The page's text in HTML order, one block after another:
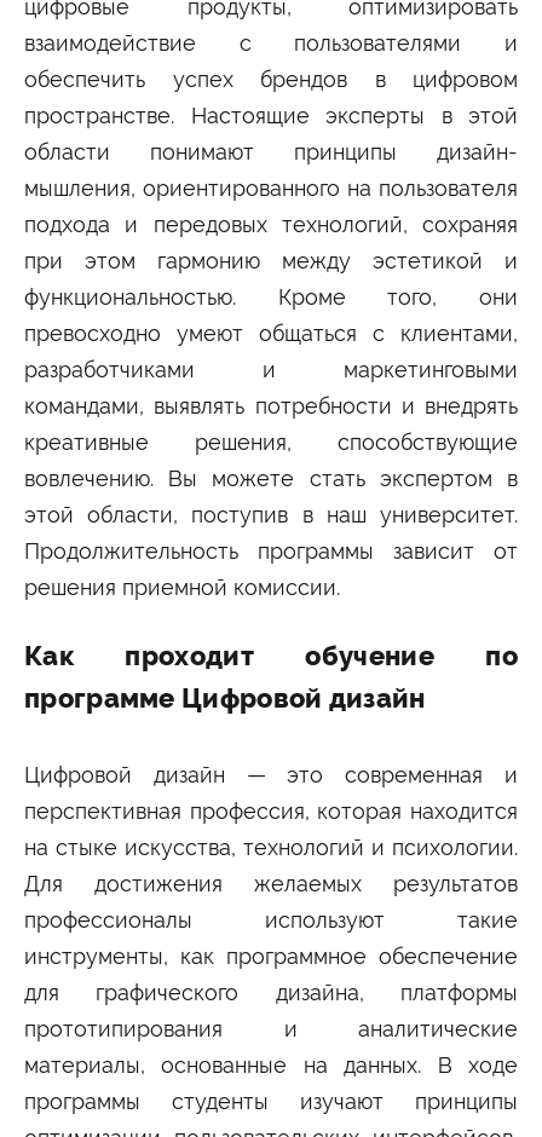
Студенту
Военно-учетный стол Миграционный учет
Библиотека
Полезные ссылки
Антиплагиат
Карта москвича
Центр правовой помощи
Новости и Объявления
Статьи
Фотогалерея
Второе высшее
Формы обучения
Очно-заочная форма обучения
Заочная форма обучения
Дни открытых дверей
Выездные студенческие мероприятия
Университетские субботы
Контакты
+7 (495) 795-00-11 +7 (495) 795-00-10
Подписаться на нас
Министерство науки и высшего образования
Российской Федерации
Министерство просвещения Российской
Федерации
Сведения об образовательной организации
цифровые продукты, оптимизировать
взаимодействие с пользователями и
обеспечить успех брендов в цифровом
пространстве. Настоящие эксперты в этой
области понимают принципы дизайн-
мышления, ориентированного на пользователя
подхода и передовых технологий, сохраняя
при этом гармонию между эстетикой и
функциональностью. Кроме того, они
превосходно умеют общаться с клиентами,
разработчиками и маркетинговыми
командами, выявлять потребности и внедрять
креативные решения, способствующие
вовлечению. Вы можете стать экспертом в
этой области, поступив в наш университет.
Продолжительность программы зависит от
решения приемной комиссии.
Как проходит обучение по
программе Цифровой дизайн
Цифровой дизайн — это современная и
перспективная профессия, которая находится
на стыке искусства, технологий и психологии.
Для достижения желаемых результатов
профессионалы используют такие
инструменты, как программное обеспечение
для графического дизайна, платформы
прототипирования и аналитические
материалы, основанные на данных. В ходе
программы студенты изучают принципы